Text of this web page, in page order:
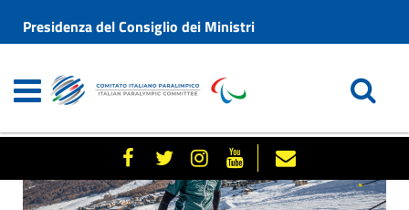
Presidenza del Consiglio dei Ministri